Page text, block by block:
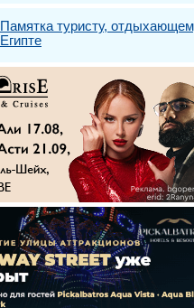
Памятка туристу,
Египте